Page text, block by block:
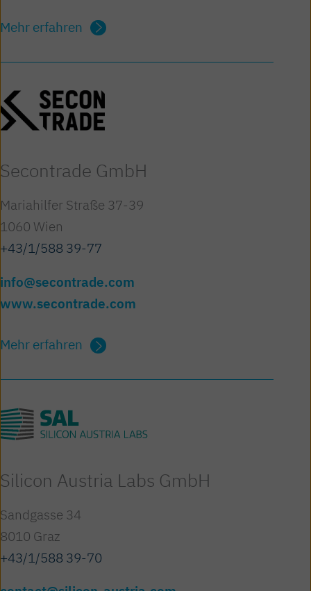
Mehr erfahren
Secontrade GmbH
Mariahilfer Straße 37-39
1060 Wien
+43/1/588 39-77
info@secontrade.com
www.secontrade.com
Mehr erfahren
Silicon Austria Labs GmbH
Sandgasse 34
8010 Graz
+43/1/588 39-70